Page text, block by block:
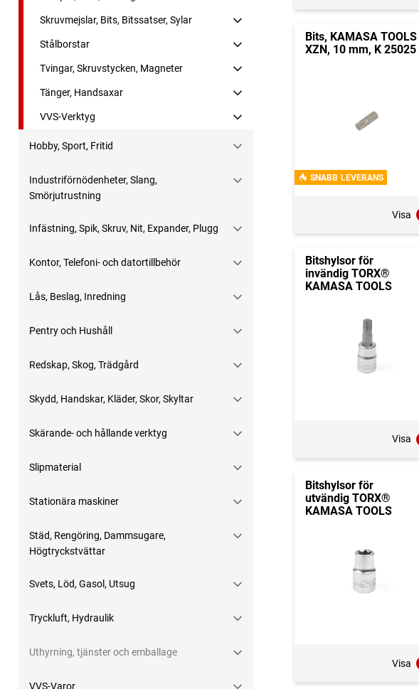
Skruvmejslar, Bits, Bitssatser, Sylar
Stålborstar
Tvingar, Skruvstycken, Magneter
Tänger, Handsaxar
VVS-Verktyg
Hobby, Sport, Fritid
Industriförnödenheter, Slang,
Smörjutrustning
Infästning, Spik, Skruv, Nit, Expander, Plugg
Kontor, Telefoni- och datortillbehör
Lås, Beslag, Inredning
Pentry och Hushåll
Redskap, Skog, Trädgård
Skydd, Handskar, Kläder, Skor, Skyltar
Skärande- och hållande verktyg
Slipmaterial
Stationära maskiner
Städ, Rengöring, Dammsugare,
Högtryckstvättar
Svets, Löd, Gasol, Utsug
Tryckluft, Hydraulik
Uthyrning, tjänster och emballage
VVS-Varor
Bits, KAMASA TOOLS
XZN, 10 mm, K 25025
SNABB LEVERANS
Visa
Bitshylsor för
invändig TORX®
KAMASA TOOLS
Visa
Bitshylsor för
utvändig TORX®
KAMASA TOOLS
Visa